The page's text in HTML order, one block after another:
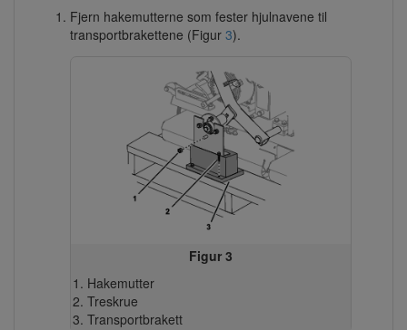
Fjern hakemutterne som fester hjulnavene til
transportbrakettene (Figur3).
Figur 3
Hakemutter
Treskrue
Transportbrakett